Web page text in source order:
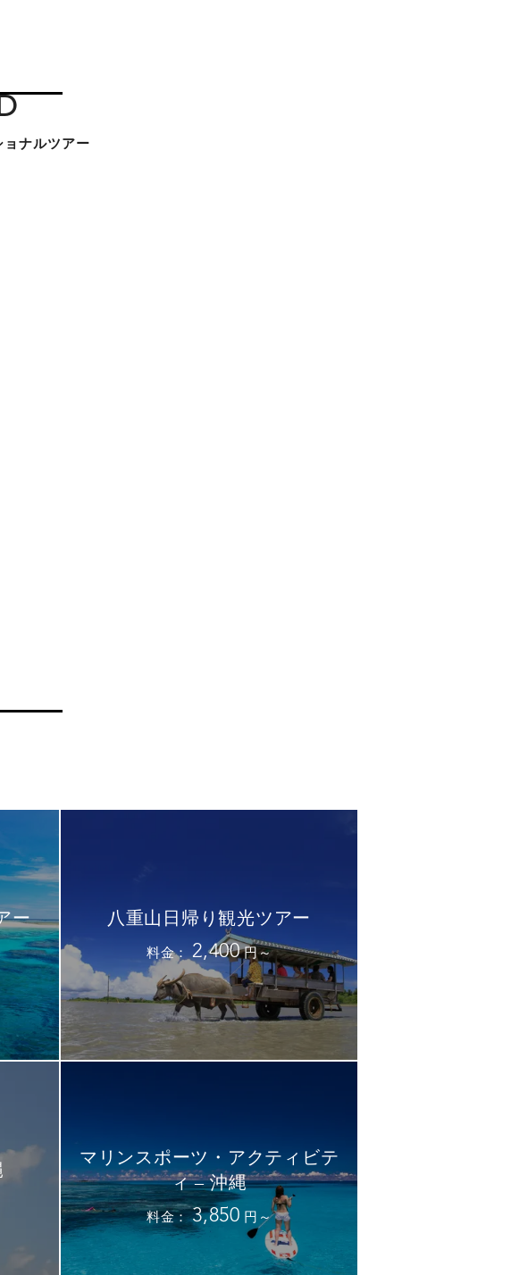
ナルツアー
ー 八重山日帰り観光ツアー
料金： 2,400 円～
マリンスポーツ・アクティビテ
ィ – 沖縄
料金： 3,850 円～